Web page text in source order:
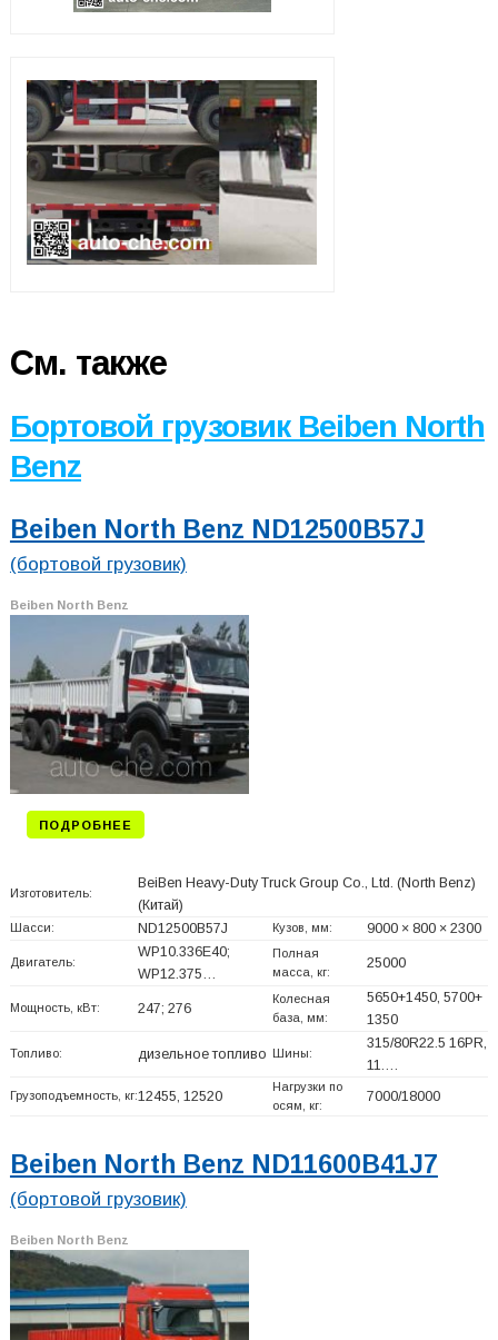
См. также
Бортовой грузовик Beiben North
Benz
Beiben North Benz ND12500B57J
(бортовой грузовик)
Beiben North Benz
ПОДРОБНЕЕ
Изготовитель:
BeiBen Heavy-Duty Truck Group Co., Ltd. (North Benz)
(Китай)
Шасси: ND12500B57J Кузов, мм: 9000 × 800 × 2300
Двигатель:
WP10.336E40;
WP12.375…
Полная
масса, кг:
25000
Мощность, кВт: 247; 276
Колесная
база, мм:
5650+1450, 5700+
1350
Топливо: дизельное топливо Шины:
315/80R22.5 16PR,
11.…
Грузоподъемность, кг:12455, 12520
Нагрузки по
осям, кг:
7000/18000
Beiben North Benz ND11600B41J7
(бортовой грузовик)
Beiben North Benz